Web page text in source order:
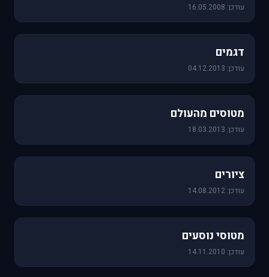
עודכן: 16.05.2008
דגמים
עודכן: 04.12.2013
מטוסים מהעולם
עודכן: 18.03.2013
ציורים
עודכן: 14.08.2012
מטוסי נוסעים
עודכן: 14.11.2010